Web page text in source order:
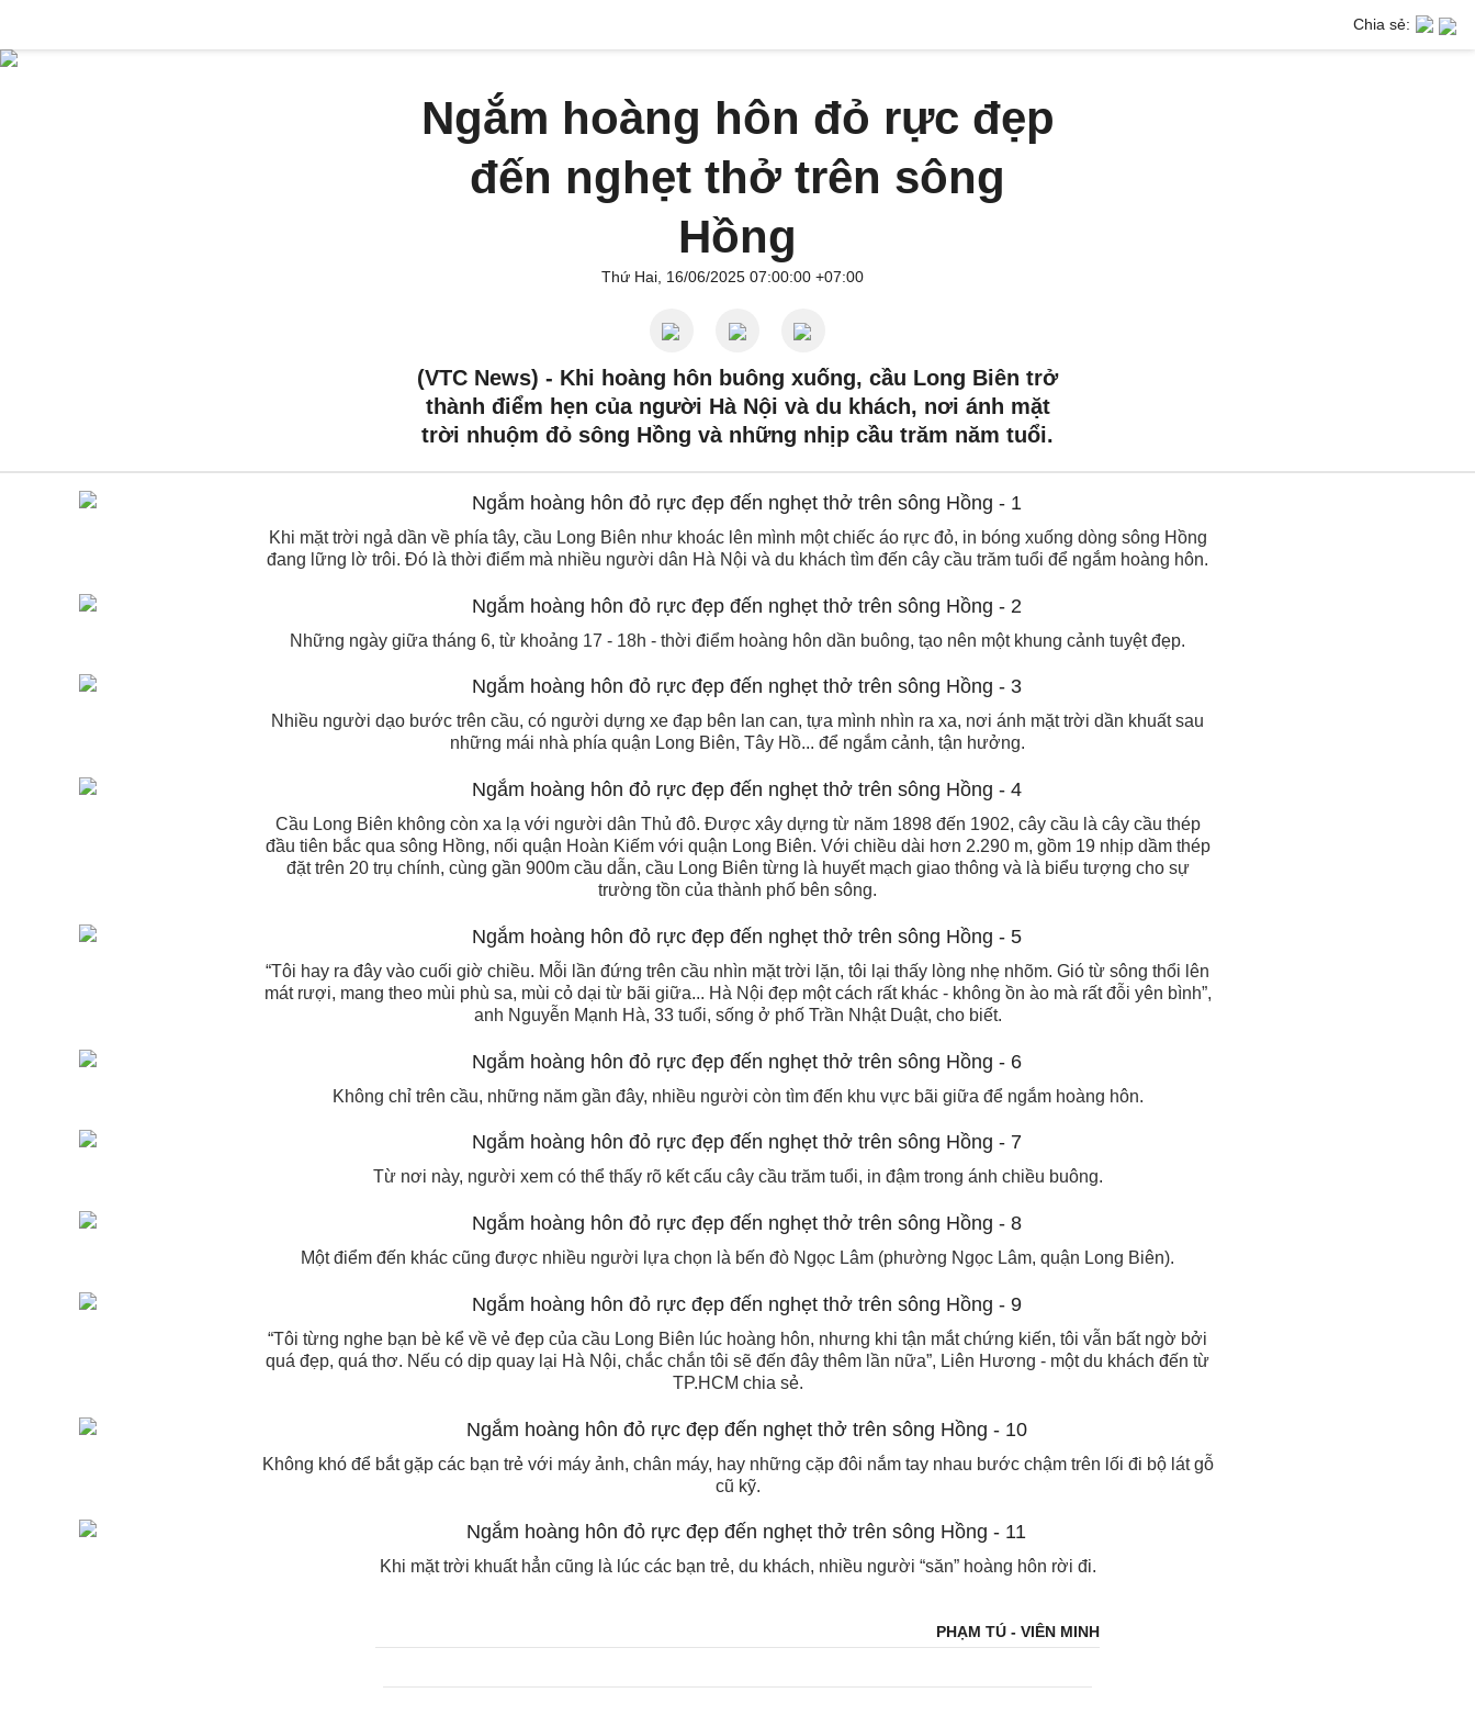
Chia sẻ:
Ngắm hoàng hôn đỏ rực đẹp
đến nghẹt thở trên sông
Hồng
Thứ Hai, 16/06/2025 07:00:00 +07:00
(VTC News) - Khi hoàng hôn buông xuống, cầu Long Biên trở
thành điểm hẹn của người Hà Nội và du khách, nơi ánh mặt
trời nhuộm đỏ sông Hồng và những nhịp cầu trăm năm tuổi.
Khi mặt trời ngả dần về phía tây, cầu Long Biên như khoác lên mình một chiếc áo rực đỏ, in bóng xuống dòng sông Hồng
đang lững lờ trôi. Đó là thời điểm mà nhiều người dân Hà Nội và du khách tìm đến cây cầu trăm tuổi để ngắm hoàng hôn.
Những ngày giữa tháng 6, từ khoảng 17 - 18h - thời điểm hoàng hôn dần buông, tạo nên một khung cảnh tuyệt đẹp.
Nhiều người dạo bước trên cầu, có người dựng xe đạp bên lan can, tựa mình nhìn ra xa, nơi ánh mặt trời dần khuất sau
những mái nhà phía quận Long Biên, Tây Hồ... để ngắm cảnh, tận hưởng.
Cầu Long Biên không còn xa lạ với người dân Thủ đô. Được xây dựng từ năm 1898 đến 1902, cây cầu là cây cầu thép
đầu tiên bắc qua sông Hồng, nối quận Hoàn Kiếm với quận Long Biên. Với chiều dài hơn 2.290 m, gồm 19 nhịp dầm thép
đặt trên 20 trụ chính, cùng gần 900m cầu dẫn, cầu Long Biên từng là huyết mạch giao thông và là biểu tượng cho sự
trường tồn của thành phố bên sông.
“Tôi hay ra đây vào cuối giờ chiều. Mỗi lần đứng trên cầu nhìn mặt trời lặn, tôi lại thấy lòng nhẹ nhõm. Gió từ sông thổi lên
mát rượi, mang theo mùi phù sa, mùi cỏ dại từ bãi giữa... Hà Nội đẹp một cách rất khác - không ồn ào mà rất đỗi yên bình”,
anh Nguyễn Mạnh Hà, 33 tuổi, sống ở phố Trần Nhật Duật, cho biết.
Không chỉ trên cầu, những năm gần đây, nhiều người còn tìm đến khu vực bãi giữa để ngắm hoàng hôn.
Từ nơi này, người xem có thể thấy rõ kết cấu cây cầu trăm tuổi, in đậm trong ánh chiều buông.
Một điểm đến khác cũng được nhiều người lựa chọn là bến đò Ngọc Lâm (phường Ngọc Lâm, quận Long Biên).
“Tôi từng nghe bạn bè kể về vẻ đẹp của cầu Long Biên lúc hoàng hôn, nhưng khi tận mắt chứng kiến, tôi vẫn bất ngờ bởi
quá đẹp, quá thơ. Nếu có dịp quay lại Hà Nội, chắc chắn tôi sẽ đến đây thêm lần nữa”, Liên Hương - một du khách đến từ
TP.HCM chia sẻ.
Không khó để bắt gặp các bạn trẻ với máy ảnh, chân máy, hay những cặp đôi nắm tay nhau bước chậm trên lối đi bộ lát gỗ
cũ kỹ.
Khi mặt trời khuất hẳn cũng là lúc các bạn trẻ, du khách, nhiều người “săn” hoàng hôn rời đi.
PHẠM TÚ - VIÊN MINH